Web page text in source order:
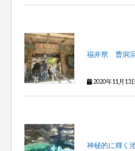
福井県 曹洞
2020年11月13日
神秘的に輝く